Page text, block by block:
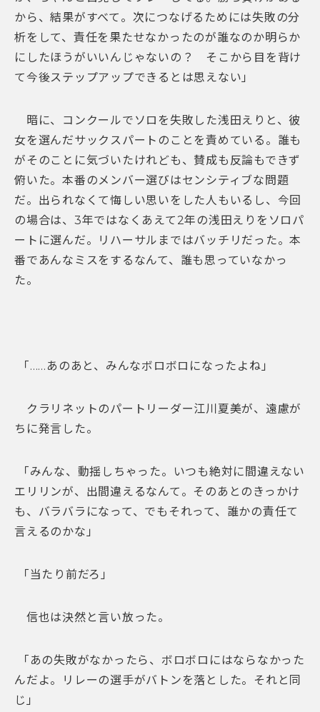
から、結果がすべて。次につなげるためには失敗の分
析をして、責任を果たせなかったのが誰なのか明らか
にしたほうがいいんじゃないの？ そこから目を背け
て今後ステップアップできるとは思えない」
暗に、コンクールでソロを失敗した浅田えりと、彼
女を選んだサックスパートのことを責めている。誰も
がそのことに気づいたけれども、賛成も反論もできず
俯いた。本番のメンバー選びはセンシティブな問題
だ。出られなくて悔しい思いをした人もいるし、今回
の場合は、3年ではなくあえて2年の浅田えりをソロパ
ートに選んだ。リハーサルまではバッチリだった。本
番であんなミスをするなんて、誰も思っていなかっ
た。
「……あのあと、みんなボロボロになったよね」
クラリネットのパートリーダー江川夏美が、遠慮が
ちに発言した。
「みんな、動揺しちゃった。いつも絶対に間違えない
エリリンが、出間違えるなんて。そのあとのきっかけ
も、バラバラになって、でもそれって、誰かの責任て
言えるのかな」
「当たり前だろ」
信也は決然と言い放った。
「あの失敗がなかったら、ボロボロにはならなかった
んだよ。リレーの選手がバトンを落とした。それと同
じ」